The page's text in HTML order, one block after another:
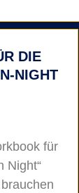
DIE
NIGHT
für
Night“